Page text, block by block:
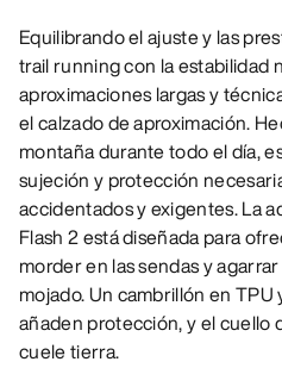
Equilibrando el ajuste y las
trail running con la estabilidad
aproximaciones largas y
el calzado de aproximación.
montaña durante todo el día,
sujeción y protección
accidentados y exigentes. La
Flash 2 está diseñada para
morder en las sendas y
mojado. Un cambrillón en
añaden protección, y el cuello
cuele tierra.